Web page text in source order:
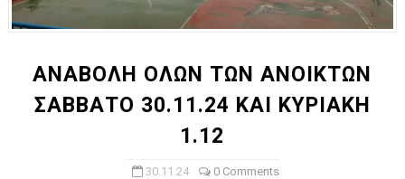
ΧΡΟΝΙΑ ΠΟΛΛΑ ΣΤΟ ΕΛΛΗΝΙΚΟ ΜΠΑΣΚΕΤ : 39Η ΕΠΕΤΕΙΟΣ ΑΠΟ
Ο δρόμος για τον 29ο τελικό κυπέλλου ανδρών ΕΣΚΑΝΑ
U21: Τεράστια πρόκριση για τον Πανελευσινιακό στον
Γ΄ανδρών play offs : "Σκληρό" καρύδι η Φιλία Περάματος
ANABOΛΗ ΟΛΩΝ ΤΩΝ ΑΝΟΙΚΤΩΝ
ΣΑΒΒΑΤΟ 30.11.24 ΚΑΙ ΚΥΡΙΑΚΗ
1.12
30.11.24 0 Comments